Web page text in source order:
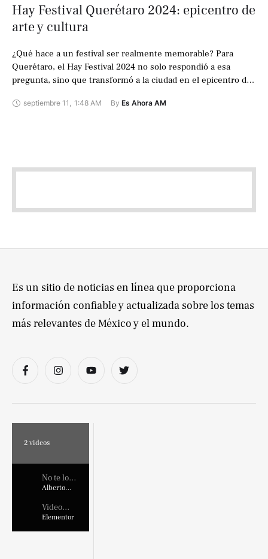
Hay Festival Querétaro 2024: epicentro de
arte y cultura
¿Qué hace a un festival ser realmente memorable? Para
Querétaro, el Hay Festival 2024 no solo respondió a esa
pregunta, sino que transformó a la ciudad en el epicentro del
septiembre 11 , 1:48 AM By Es Ahora AM
2 videos
No te lo
pierdas !
Alberto
Video
Placehold
Elementor
Es un sitio de noticias en línea que proporciona
información confiable y actualizada sobre los temas
más relevantes de México y el mundo.